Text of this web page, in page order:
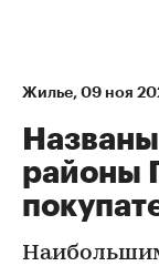
Жилье⁠, 09 ноя
районы